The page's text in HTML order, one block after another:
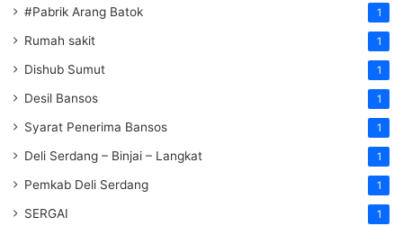
#Pabrik Arang Batok 1
Rumah sakit 1
Dishub Sumut 1
Desil Bansos 1
Syarat Penerima Bansos 1
Deli Serdang – Binjai – Langkat 1
Pemkab Deli Serdang 1
SERGAI 1